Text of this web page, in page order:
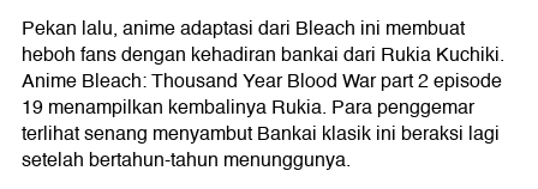
Pekan lalu, anime adaptasi dari Bleach ini membuat
heboh fans dengan kehadiran bankai dari Rukia Kuchiki.
Anime Bleach: Thousand Year Blood War part 2 episode
19 menampilkan kembalinya Rukia. Para penggemar
terlihat senang menyambut Bankai klasik ini beraksi lagi
setelah bertahun-tahun menunggunya.